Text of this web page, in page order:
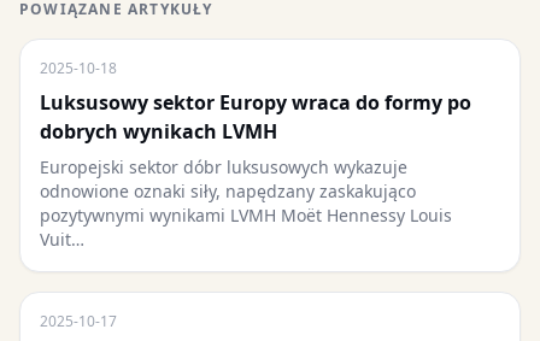
POWIĄZANE ARTYKUŁY
2025-10-18
Luksusowy sektor Europy wraca do formy po
dobrych wynikach LVMH
Europejski sektor dóbr luksusowych wykazuje
odnowione oznaki siły, napędzany zaskakująco
pozytywnymi wynikami LVMH Moët Hennessy Louis
Vuit…
2025-10-17